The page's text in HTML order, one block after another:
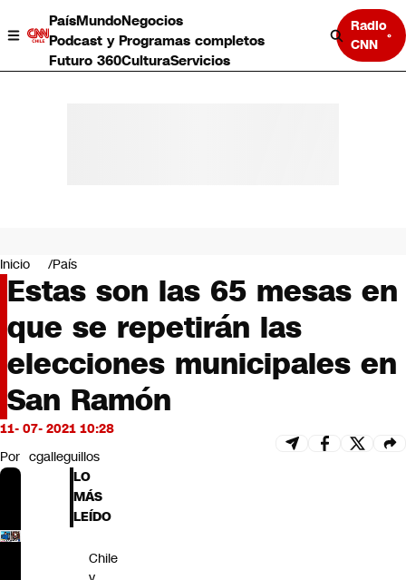
PaísMundoNegocios
Podcast y Programas completos
Futuro 360CulturaServicios
Radio
CNN
Negocios
Deportes
Programas completos
Cultura
Servicios
Bits
CNN tiempo
Futuro 360
Inicio País
Estas son las 65 mesas en
que se repetirán las
elecciones municipales en
San Ramón
11- 07- 2021 10:28
Por cgalleguillos
LO
MÁS
LEÍDO
Chile